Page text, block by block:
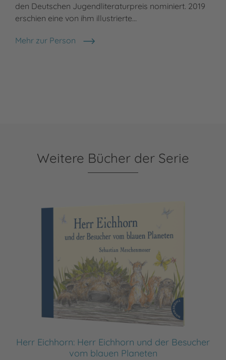
den Deutschen Jugendliteraturpreis nominiert. 2019
erschien eine von ihm illustrierte…
Mehr zur Person
Sebastian Meschenmoser
Weitere Bücher der Serie
Herr Eichhorn: Herr Eichhorn und der Besucher
vom blauen Planeten